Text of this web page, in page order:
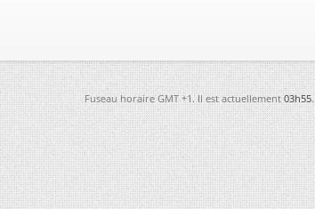
Fuseau horaire GMT +1. Il est actuellement03h55.